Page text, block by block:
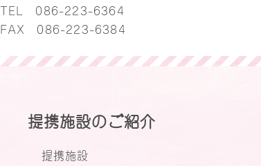
TEL 086-223-6364
FAX 086-223-6384
提携施設のご紹介
提携施設